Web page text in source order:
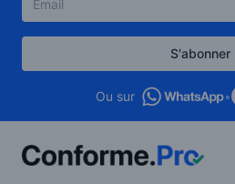
S'abonner
Ou sur •